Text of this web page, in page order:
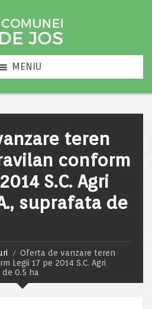
MENIU
teren
conform
S.C. Agri
suprafata de
Oferta de vanzare teren
Legii 17 pe 2014 S.C. Agri
de 0.5 ha